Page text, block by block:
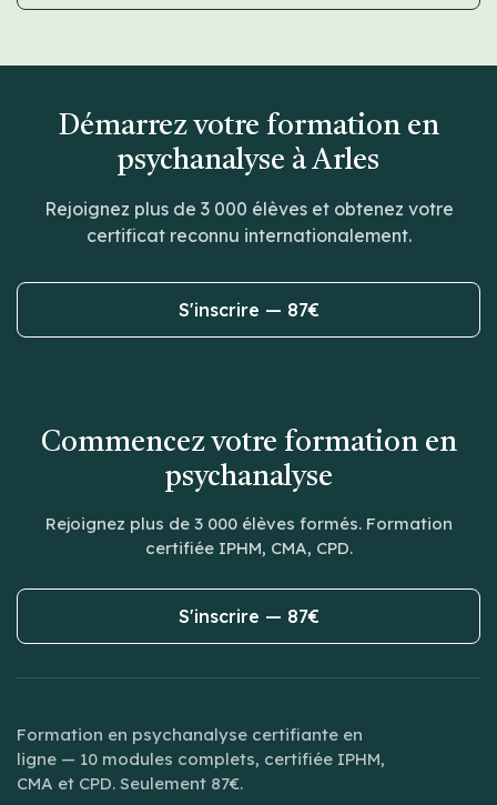
Démarrez votre formation en
psychanalyse à Arles
Rejoignez plus de 3 000 élèves et obtenez votre
certificat reconnu internationalement.
S'inscrire — 87€
Commencez votre formation en
psychanalyse
Rejoignez plus de 3 000 élèves formés. Formation
certifiée IPHM, CMA, CPD.
S'inscrire — 87€
Formation en psychanalyse certifiante en
ligne — 10 modules complets, certifiée IPHM,
CMA et CPD. Seulement 87€.